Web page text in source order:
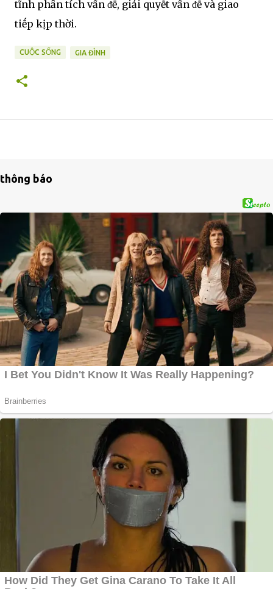
tĩnh phȃn tích vấn ᵭḕ, giải quyḗt vấn ᵭḕ và giao
tiḗp kịp thời.
CUỘC SỐNG GIA ĐÌNH
thông báo